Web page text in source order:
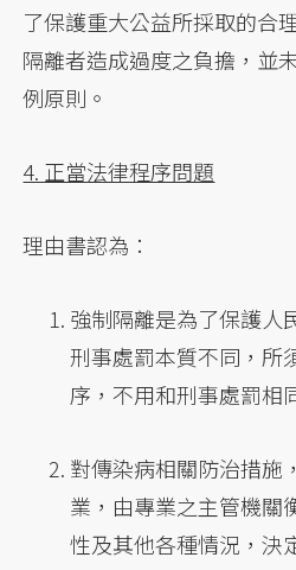
了保護重大公益所採取的合
隔離者造成過度之負擔，並
例原則。
4. 正當法律程序問題
理由書認為：
強制隔離是為了保護人
刑事處罰本質不同，所
序，不用和刑事處罰相
對傳染病相關防治措施
業，由專業之主管機關
性及其他各種情況，決